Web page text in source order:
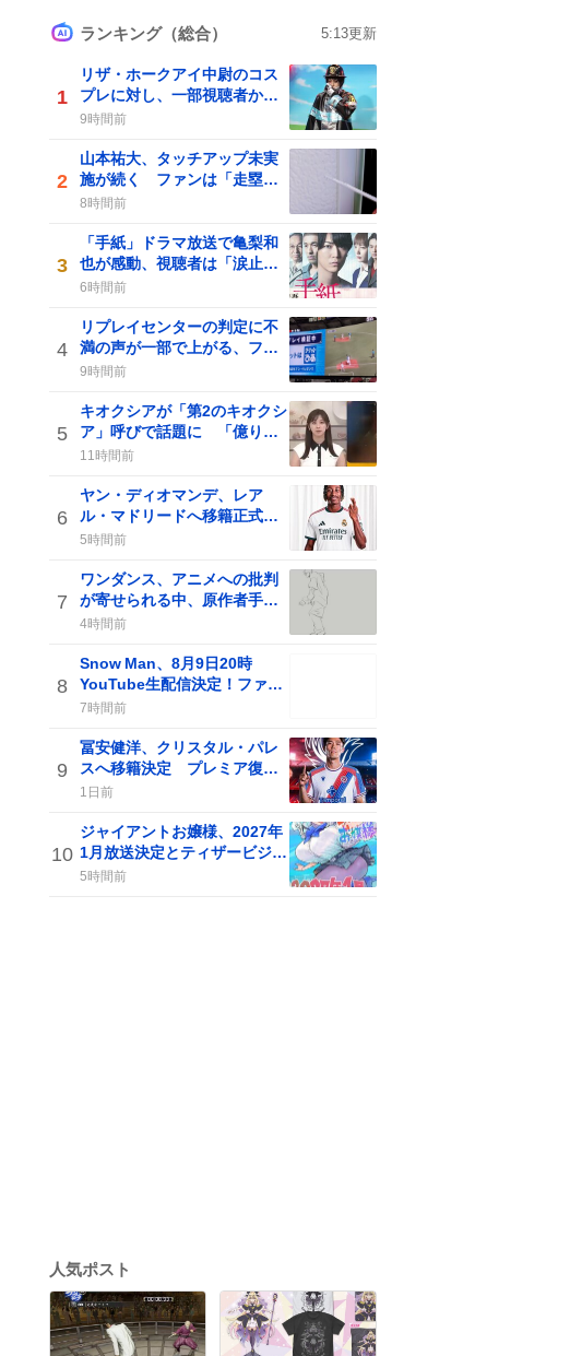
ランキング（総合） 5:13更新
1
リザ・ホークアイ中尉のコス
プレに対し、一部視聴者から
批判の声が上がる
9時間前
2
山本祐大、タッチアップ未実
施が続く ファンは「走塁改
善」を求める
8時間前
3
「手紙」ドラマ放送で亀梨和
也が感動、視聴者は「涙止ま
らん」や「胸が苦しい」声が
6時間前
4
リプレイセンターの判定に不
満の声が一部で上がる、ファ
ンは「アウトだって！」と意
9時間前
5
キオクシアが「第2のキオクシ
ア」呼びで話題に 「億り人
量産年」の期待が一部で広が
11時間前
6
ヤン・ディオマンデ、レア
ル・マドリードへ移籍正式発
表 “最高額”で期待の声が沸
5時間前
7
ワンダンス、アニメへの批判
が寄せられる中、原作者手描
き動画でファンが沸騰
4時間前
8
Snow Man、8月9日20時
YouTube生配信決定！ファン
歓喜の“やったー”が止まらな
7時間前
9
冨安健洋、クリスタル・パレ
スへ移籍決定 プレミア復帰
にファン歓喜
1日前
10
ジャイアントお嬢様、2027年
1月放送決定とティザービジュ
アル公開にファン歓喜
5時間前
人気ポスト